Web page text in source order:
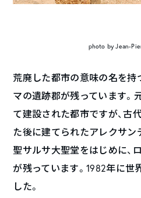
photo by Jean-
荒廃した都市の意味の名を持
マの遺跡郡が残っています。
て建設された都市ですが、古
た後に建てられたアレクサン
聖サルサ大聖堂をはじめに、
が残っています。1982年に世
した。